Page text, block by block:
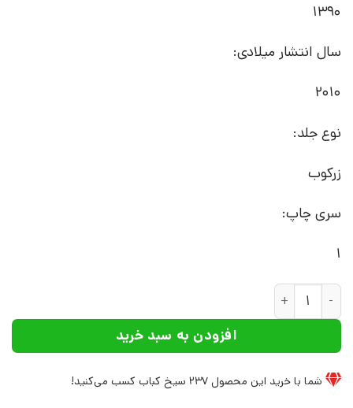
1390
سال انتشار میلادی:
2010
نوع جلد:
زرکوب
سری چاپ:
1
کتاب مفاهیم کلیدی در مطالعات خانواده | انتشارات علم عدد
افزودن به سبد خرید
شما با خرید این محصول 237 سیخ کباب کسب می‌کنید!